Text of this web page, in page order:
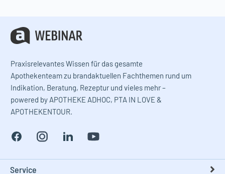
Praxisrelevantes Wissen für das gesamte
Apothekenteam zu brandaktuellen Fachthemen rund um
Indikation, Beratung, Rezeptur und vieles mehr –
powered by APOTHEKE ADHOC, PTA IN LOVE &
APOTHEKENTOUR.
Service